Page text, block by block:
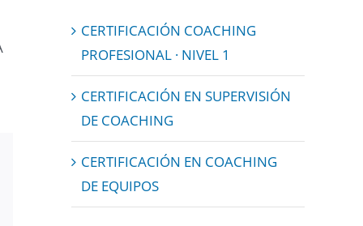
CERTIFICACIÓN COACHING
PROFESIONAL · NIVEL 1
CERTIFICACIÓN EN SUPERVISIÓN
DE COACHING
CERTIFICACIÓN EN COACHING
DE EQUIPOS